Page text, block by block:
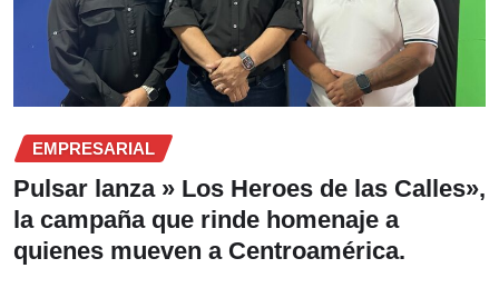
EMPRESARIAL
Pulsar lanza » Los Heroes de las Calles»,
la campaña que rinde homenaje a
quienes mueven a Centroamérica.